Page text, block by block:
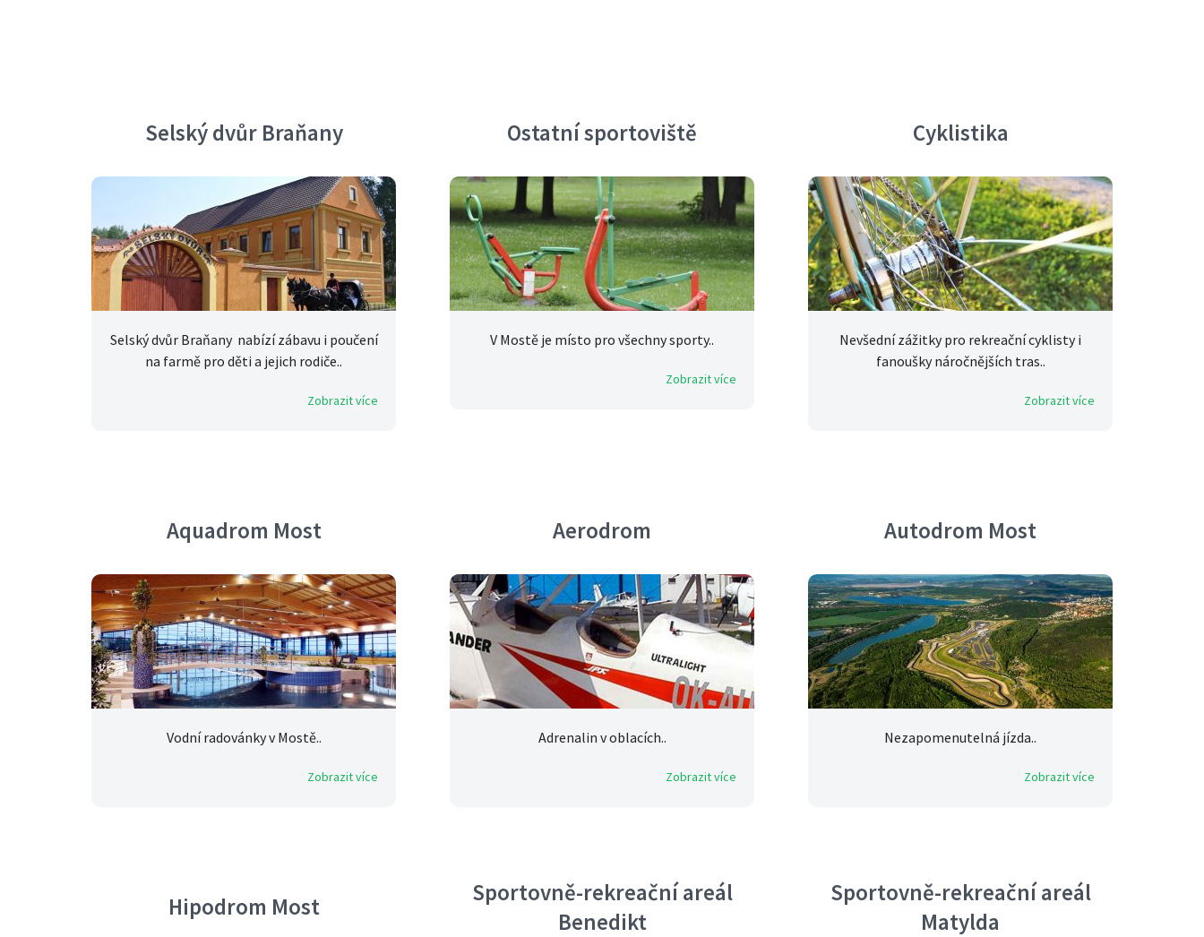
Selský dvůr Braňany
Selský dvůr Braňany nabízí zábavu i poučení
na farmě pro děti a jejich rodiče..
Zobrazit více
Ostatní sportoviště
V Mostě je místo pro všechny sporty..
Zobrazit více
Cyklistika
Nevšední zážitky pro rekreační cyklisty i
fanoušky náročnějších tras..
Zobrazit více
Aquadrom Most
Vodní radovánky v Mostě..
Zobrazit více
Aerodrom
Adrenalin v oblacích..
Zobrazit více
Autodrom Most
Nezapomenutelná jízda..
Zobrazit více
Hipodrom Most
Sportovně-rekreační areál
Benedikt
Sportovně-rekreační areál
Matylda